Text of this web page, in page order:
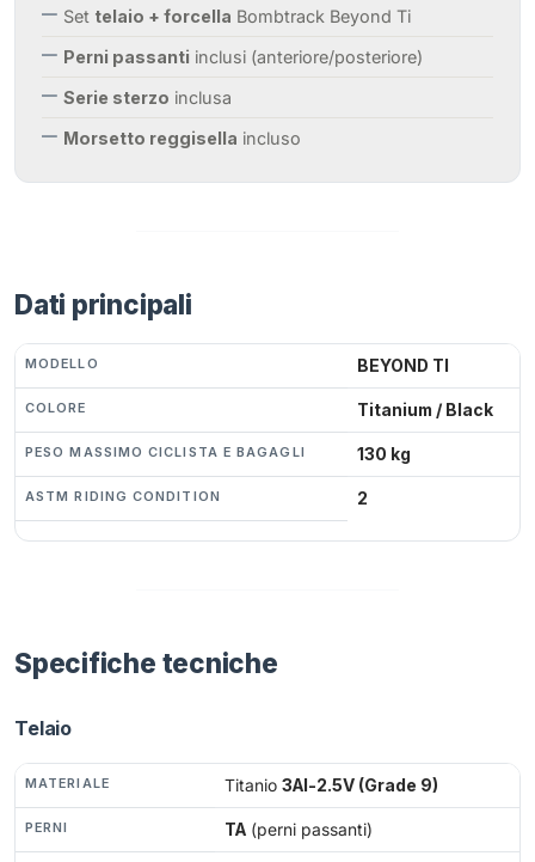
Set telaio + forcella Bombtrack Beyond Ti
Perni passanti inclusi (anteriore/posteriore)
Serie sterzo inclusa
Morsetto reggisella incluso
Dati principali
MODELLO BEYOND TI
COLORE Titanium / Black
PESO MASSIMO CICLISTA E BAGAGLI 130 kg
ASTM RIDING CONDITION 2
Specifiche tecniche
Telaio
MATERIALE Titanio 3Al-2.5V (Grade 9)
PERNI TA (perni passanti)